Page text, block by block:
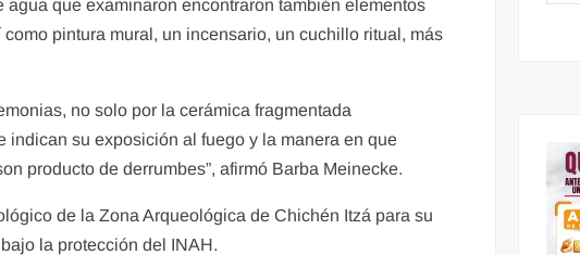
que examinaron encontraron también elementos
pintura mural, un incensario, un cuchillo ritual, más
no solo por la cerámica fragmentada
indican su exposición al fuego y la manera en que
producto de derrumbes”, afirmó Barba Meinecke.
de la Zona Arqueológica de Chichén Itzá para su
la protección del INAH.